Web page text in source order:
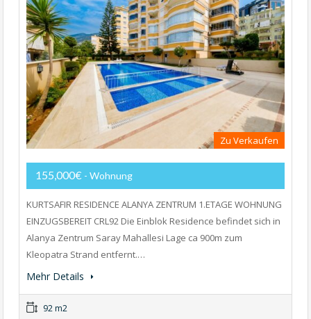
Zu Verkaufen
155,000€ - Wohnung
KURTSAFIR RESIDENCE ALANYA ZENTRUM 1.ETAGE WOHNUNG
EINZUGSBEREIT CRL92 Die Einblok Residence befindet sich in
Alanya Zentrum Saray Mahallesi Lage ca 900m zum
Kleopatra Strand entfernt.…
Mehr Details
92 m2